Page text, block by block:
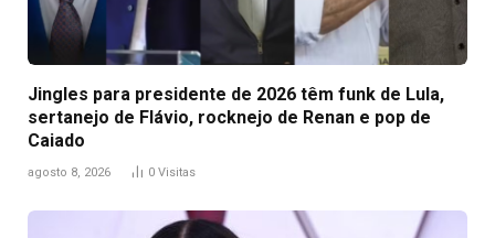
Jingles para presidente de 2026 têm funk de Lula,
sertanejo de Flávio, rocknejo de Renan e pop de
Caiado
agosto 8, 2026 0 Visitas